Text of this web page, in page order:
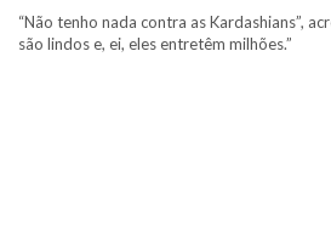
“Não tenho nada contra as Kardashians”,
são lindos e, ei, eles entretêm milhões.”